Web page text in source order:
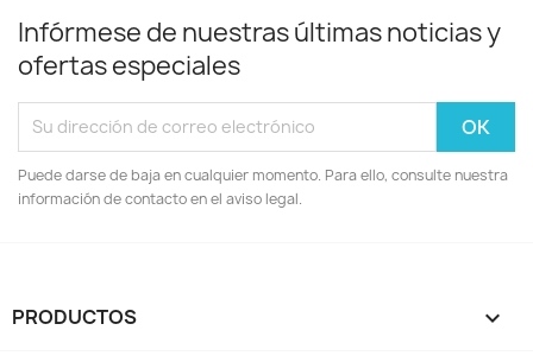
Infórmese de nuestras últimas noticias y
ofertas especiales
Puede darse de baja en cualquier momento. Para ello, consulte nuestra
información de contacto en el aviso legal.
PRODUCTOS 